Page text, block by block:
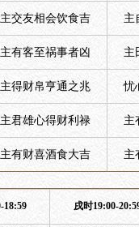
主交友相会饮食吉 主
主有客至祸事者凶 主
主得财帛亨通之兆 忧
主君雄心得财利禄 主
主有财喜酒食大吉 主
18:59 戌时19:00-